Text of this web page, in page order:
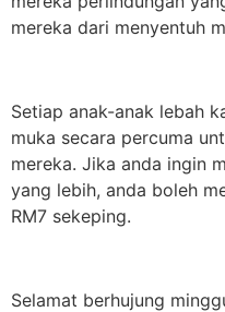
mereka dari menyentuh
Setiap anak-anak lebah
muka secara percuma
mereka. Jika anda ingin
yang lebih, anda boleh
RM7 sekeping.
Selamat berhujung